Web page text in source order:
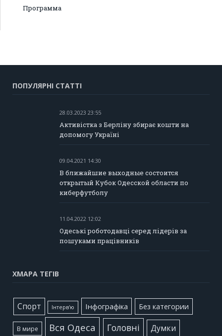
Программа
ПОПУЛЯРНІ СТАТТІ
28.03.2023 23:55
Активістка з Берліну збирає кошти на
допомогу Україні
09.04.2021 14:30
В ближайшие выходные состоится
открытый Кубок Одесской области по
киберфутболу
11.04.2022 12:02
Одеські роботодавці серед лідерів за
пошуками працівників
ХМАРА ТЕГІВ
Cпорт Інтерв'ю Інфографіка Без категории
В мире Вся Одеса Головні Думки